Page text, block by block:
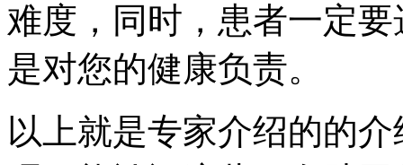
难度，同时，患者一定
是对您的健康负责。
以上就是专家介绍的的